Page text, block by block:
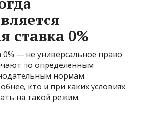
ставка 0%
0% — не универсальное право
по определенным
нормам.
кто и при каких условиях
на такой режим.